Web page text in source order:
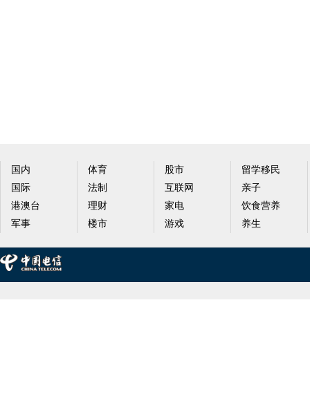
国内
国际
港澳台
军事
体育
法制
理财
楼市
股市
互联网
家电
游戏
留学移民
亲子
饮食营养
养生